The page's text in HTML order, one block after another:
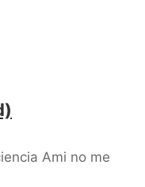
Ami no me